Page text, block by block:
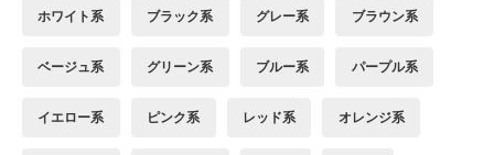
ホワイト系 ブラック系 グレー系 ブラウン系
ベージュ系 グリーン系 ブルー系 パープル系
イエロー系 ピンク系 レッド系 オレンジ系